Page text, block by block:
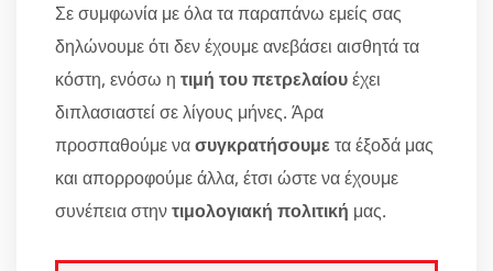
Σε συμφωνία με όλα τα παραπάνω εμείς σας
δηλώνουμε ότι δεν έχουμε ανεβάσει αισθητά τα
κόστη, ενόσω η τιμή του πετρελαίουέχει
διπλασιαστεί σε λίγους μήνες. Άρα
προσπαθούμε νασυγκρατήσουμε τα έξοδά μας
και απορροφούμε άλλα, έτσι ώστε να έχουμε
συνέπεια στηντιμολογιακή πολιτική μας.